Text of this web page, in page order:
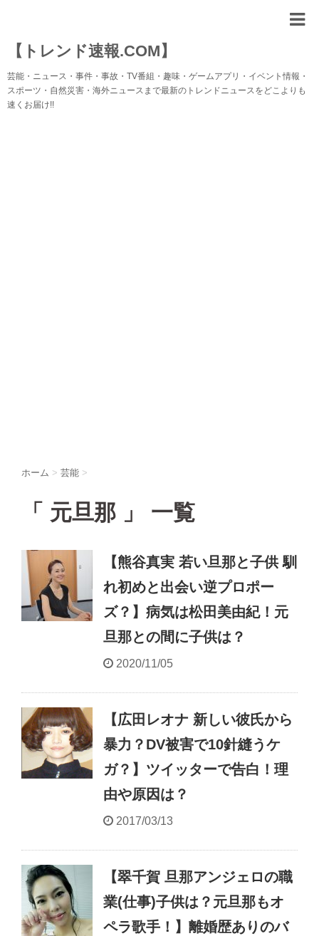
【トレンド速報.COM】
芸能・ニュース・事件・事故・TV番組・趣味・ゲームアプリ・イベント情報・
スポーツ・自然災害・海外ニュースまで最新のトレンドニュースをどこよりも
速くお届け!!
ホーム > 芸能 >
「 元旦那 」 一覧
【熊谷真実 若い旦那と子供 馴
れ初めと出会い逆プロポー
ズ？】病気は松田美由紀！元
旦那との間に子供は？
2020/11/05
【広田レオナ 新しい彼氏から
暴力？DV被害で10針縫うケ
ガ？】ツイッターで告白！理
由や原因は？
2017/03/13
【翠千賀 旦那アンジェロの職
業(仕事)子供は？元旦那もオ
ペラ歌手！】離婚歴ありのバ